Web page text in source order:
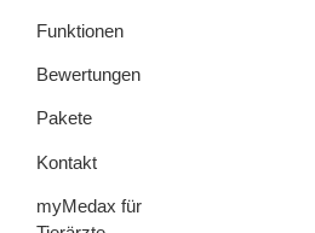
Funktionen
Bewertungen
Pakete
Kontakt
myMedax für